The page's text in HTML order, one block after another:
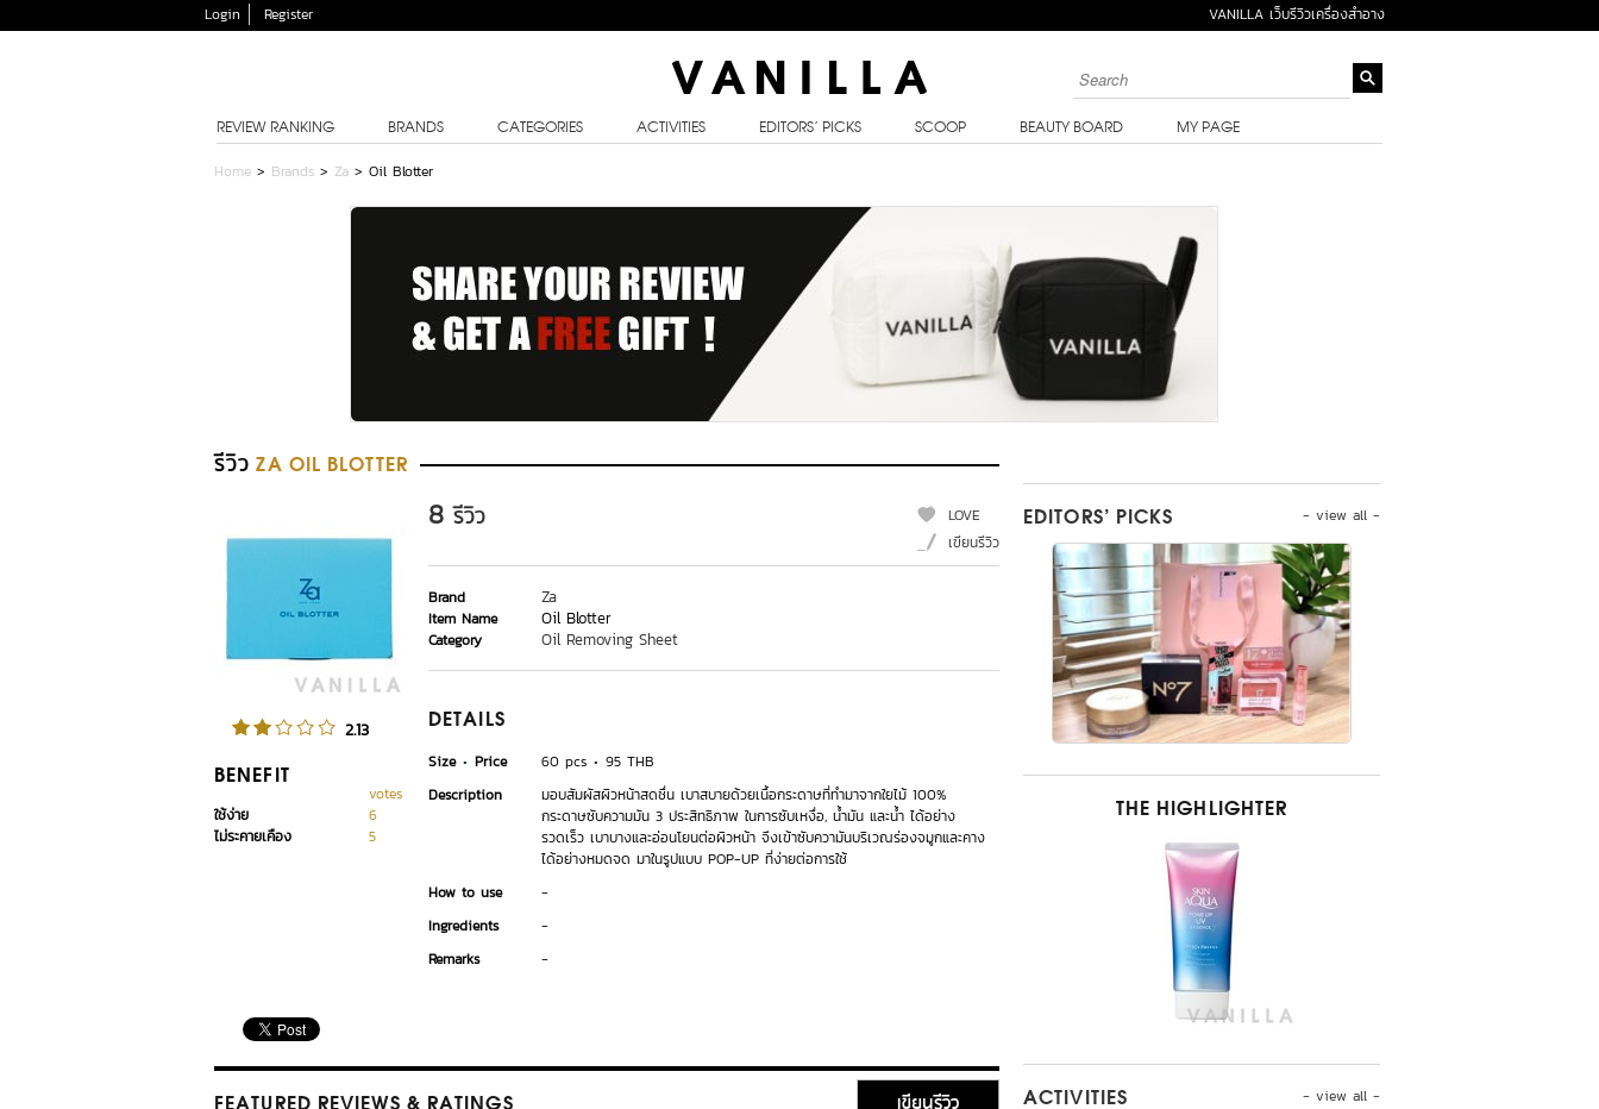
Login Register VANILLA เว็บรีวิวเครื่องสำอาง
REVIEW RANKING BRANDS CATEGORIES ACTIVITIES EDITORS’ PICKS SCOOP BEAUTY BOARD MY PAGE
Home > Brands > Za > Oil Blotter
รีวิว ZA OIL BLOTTER
2.13
BENEFIT
votes
ใช้ง่าย
6
ไม่ระคายเคือง
5
8 รีวิว
LOVE
เขียนรีวิว
Brand Za
Item Name Oil Blotter
Category Oil Removing Sheet
DETAILS
Size Price 60 pcs
95 THB
Description
มอบสัมผัสผิวหน้าสดชื่น เบาสบายด้วยเนื้อกระดาษที่ทำมาจากใยไม้ 100%
กระดาษซับความมัน 3 ประสิทธิภาพ ในการซับเหงื่อ, น้ำมัน และน้ำ ได้อย่าง
รวดเร็ว เบาบางและอ่อนโยนต่อผิวหน้า จึงเข้าซับความันบริเวณร่องจมูกและคาง
ได้อย่างหมดจด มาในรูปแบบ POP-UP ที่ง่ายต่อการใช้
How to use
-
Ingredients
-
Remarks
-
- view all -
EDITORS’ PICKS
THE HIGHLIGHTER
- view all -
ACTIVITIES